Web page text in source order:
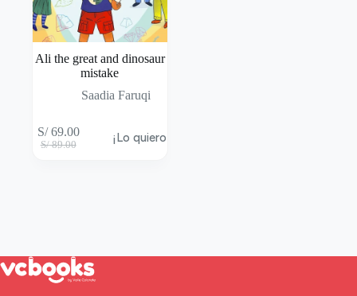
Ali the great and dinosaur
mistake
Saadia Faruqi
S/89.00
S/69.00 ¡Lo quiero!